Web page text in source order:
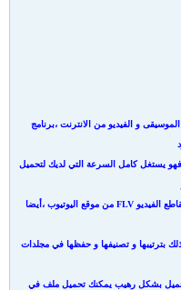
و الفيديو من الانترنت ،برنامج
يستغل كامل السرعة التي لديك لتحميل
الانترنت برنامج انترنت داونلود مانجر يتيح لك تحميل مقاطع الفيديو FLV من موقع اليوتيوب ،أيضا
بترتيبها و تصنيفها و حفظها في مجلدات
بشكل رهيب يمكنك تحميل ملف في